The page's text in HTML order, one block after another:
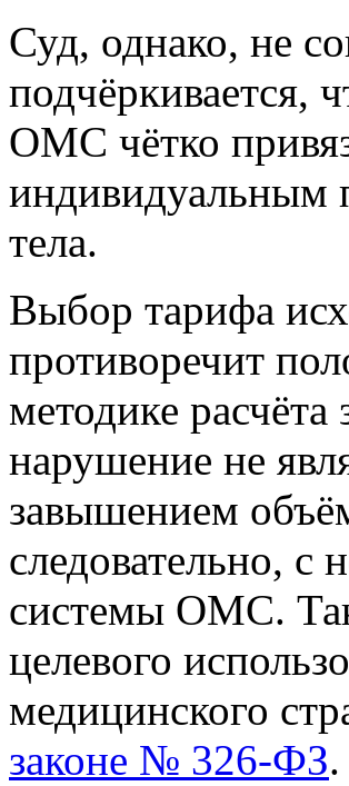
Суд, однако, не
подчёркивается,
ОМС чётко
индивидуальным
тела.
Выбор тарифа
противоречит
методике расчёта
нарушение не
завышением
следовательно, с
системы ОМС.
целевого
медицинского
законе № 326-ФЗ.